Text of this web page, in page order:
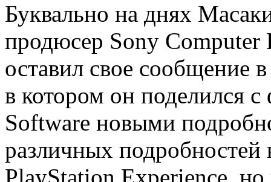
Буквально на днях
продюсер Sony Computer
оставил свое сообщение
в котором он поделился
Software новыми
различных подробностей